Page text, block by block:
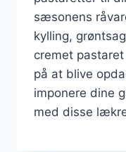
sæsonens
kylling,
cremet
på at blive
imponere dine
med disse